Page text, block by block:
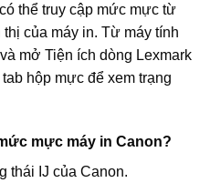
thể truy cập mức mực từ
của máy in. Từ máy tính
mở Tiện ích dòng Lexmark
hộp mực để xem trạng
mực máy in Canon?
thái IJ của Canon.